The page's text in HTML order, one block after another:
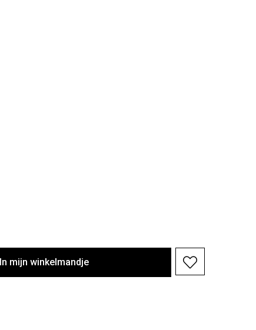
In mijn winkelmandje